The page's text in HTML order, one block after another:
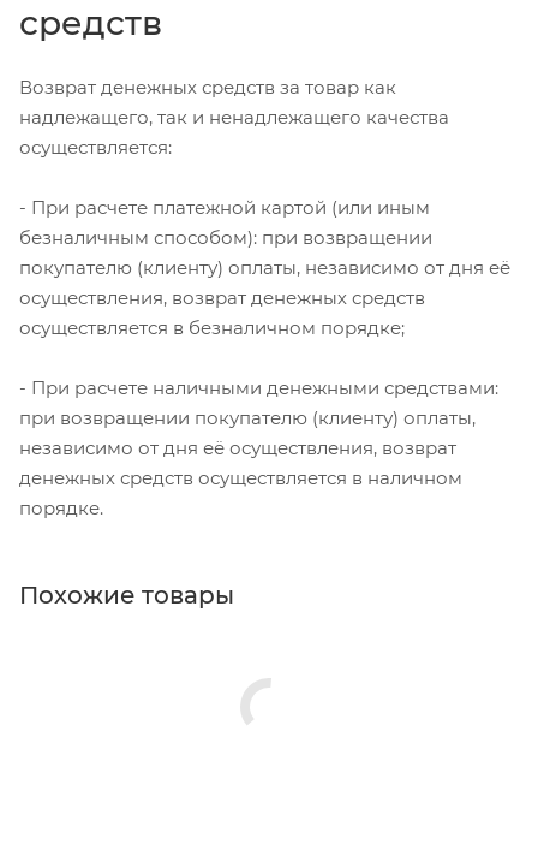
средств
Возврат денежных средств за товар как
надлежащего, так и ненадлежащего качества
осуществляется:
- При расчете платежной картой (или иным
безналичным способом): при возвращении
покупателю (клиенту) оплаты, независимо от дня её
осуществления, возврат денежных средств
осуществляется в безналичном порядке;
- При расчете наличными денежными средствами:
при возвращении покупателю (клиенту) оплаты,
независимо от дня её осуществления, возврат
денежных средств осуществляется в наличном
порядке.
Похожие товары